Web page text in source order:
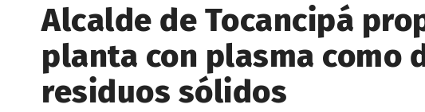
Alcalde de Tocancipá
planta con plasma como
residuos sólidos